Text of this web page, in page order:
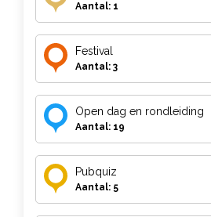
Aantal: 1
Festival
Aantal: 3
Open dag en rondleiding
Aantal: 19
Pubquiz
Aantal: 5